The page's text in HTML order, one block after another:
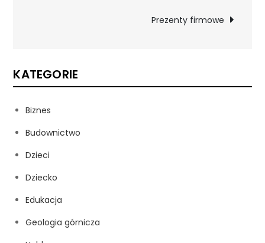
Prezenty firmowe
KATEGORIE
Biznes
Budownictwo
Dzieci
Dziecko
Edukacja
Geologia górnicza